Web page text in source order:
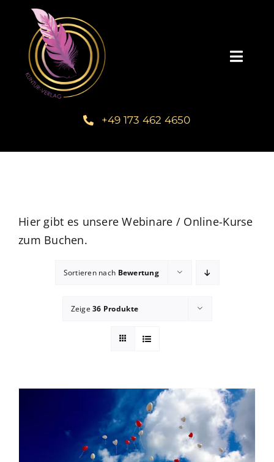
springen
Verlegerin Deborah Bichlmeier
+49 173 462 4650
Hier gibt es unsere Webinare / Online-Kurse
zum Buchen.
Sortieren nach Bewertung
Zeige36 Produkte